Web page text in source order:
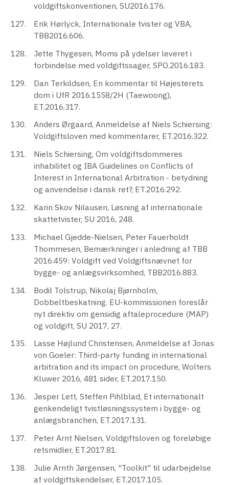
voldgiftskonventionen, SU2016.176.
Erik Hørlyck, Internationale tvister og VBA,
TBB2016.606.
Jette Thygesen, Moms på ydelser leveret i
forbindelse med voldgiftssager, SPO.2016.183.
Dan Terkildsen, En kommentar til Højesterets
dom i UfR 2016.1558/2H (Taewoong),
ET.2016.317.
Anders Ørgaard, Anmeldelse af Niels Schiersing:
Voldgiftsloven med kommentarer, ET.2016.322.
Niels Schiersing, Om voldgiftsdommeres
inhabilitet og IBA Guidelines on Conflicts of
Interest in International Arbitration - betydning
og anvendelse i dansk ret?, ET.2016.292.
Karin Skov Nilausen, Løsning af internationale
skattetvister, SU 2016, 248.
Michael Gjedde-Nielsen, Peter Fauerholdt
Thommesen, Bemærkninger i anledning af TBB
2016.459: Voldgift ved Voldgiftsnævnet for
bygge- og anlægsvirksomhed, TBB2016.883.
Bodil Tolstrup, Nikolaj Bjørnholm,
Dobbeltbeskatning. EU-kommissionen foreslår
nyt direktiv om gensidig aftaleprocedure (MAP)
og voldgift, SU 2017, 27.
Lasse Højlund Christensen, Anmeldelse af Jonas
von Goeler: Third-party funding in international
arbitration and its impact on procedure, Wolters
Kluwer 2016, 481 sider, ET.2017.150.
Jesper Lett, Steffen Pihlblad, Et internationalt
genkendeligt tvistløsningssystem i bygge- og
anlægsbranchen, ET.2017.131.
Peter Arnt Nielsen, Voldgiftsloven og foreløbige
retsmidler, ET.2017.81.
Julie Arnth Jørgensen, "Toolkit" til udarbejdelse
af voldgiftskendelser, ET.2017.105.